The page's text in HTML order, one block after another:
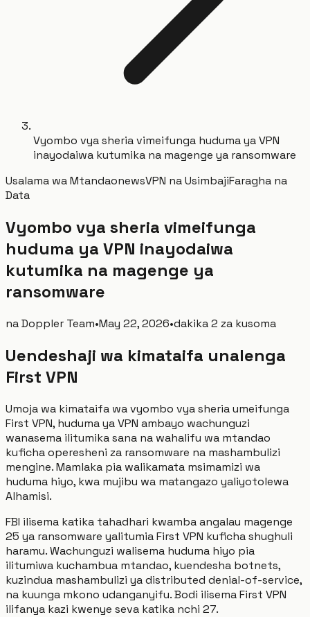
Vyombo vya sheria vimeifunga huduma ya VPN
inayodaiwa kutumika na magenge ya ransomware
Usalama wa MtandaonewsVPN na UsimbajiFaragha na
Data
Vyombo vya sheria vimeifunga
huduma ya VPN inayodaiwa
kutumika na magenge ya
ransomware
naDoppler Team•May 22, 2026•dakika 2 za kusoma
Uendeshaji wa kimataifa unalenga
First VPN
Umoja wa kimataifa wa vyombo vya sheria umeifunga
First VPN, huduma ya VPN ambayo wachunguzi
wanasema ilitumika sana na wahalifu wa mtandao
kuficha operesheni za ransomware na mashambulizi
mengine. Mamlaka pia walikamata msimamizi wa
huduma hiyo, kwa mujibu wa matangazo yaliyotolewa
Alhamisi.
FBI ilisema katika tahadhari kwamba angalau magenge
25 ya ransomware yalitumia First VPN kuficha shughuli
haramu. Wachunguzi walisema huduma hiyo pia
ilitumiwa kuchambua mtandao, kuendesha botnets,
kuzindua mashambulizi ya distributed denial-of-service,
na kuunga mkono udanganyifu. Bodi ilisema First VPN
ilifanya kazi kwenye seva katika nchi 27.